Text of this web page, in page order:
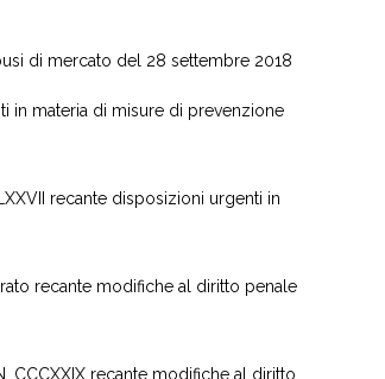
di mercato del 28 settembre 2018
in materia di misure di prevenzione
recante disposizioni urgenti in
recante modifiche al diritto penale
CCCXXIX recante modifiche al diritto